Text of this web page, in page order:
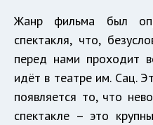
Жанр фильма был
спектакля, что,
перед нами проходит
идёт в театре им. Сац.
появляется то, что
спектакле – это